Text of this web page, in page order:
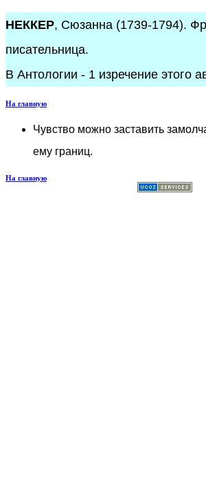
НЕККЕР, Сюзанна (1739-1794).
писательница.
В Антологии - 1 изречение этого
На главную
Чувство можно заставить
ему границ.
На главную